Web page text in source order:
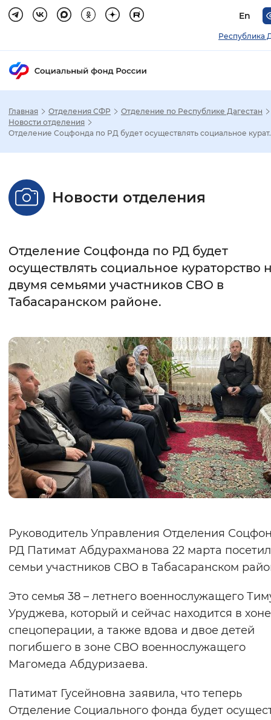
En
Республика
Настройка режима отображения
Стандартный Увеличенный
Интервал между буквами
Цвет сайта
Монохромный Инверсивный
Синий фон
Изображения
Включены Выключены
Звуковой ассистент
Вернуть стандартные настройки
Главная Отделения СФР
Отделение по Республике Дагестан
Новости отделения
Отделение Соцфонда по РД будет осуществлять социальное
Новости отделения
Отделение Соцфонда по РД будет
осуществлять социальное кураторство
двумя семьями участников СВО в
Табасаранском районе.
Руководитель Управления Отделения
РД Патимат Абдурахманова 22 марта
семьи участников СВО в Табасаранском
Это семья 38 – летнего военнослужащего
Уруджева, который и сейчас находится в хоне
спецоперации, а также вдова и двое детей
погибшего в зоне СВО военнослужащего
Магомеда Абдуризаева.
Патимат Гусейновна заявила, что теперь
Отделение Социального фонда будет